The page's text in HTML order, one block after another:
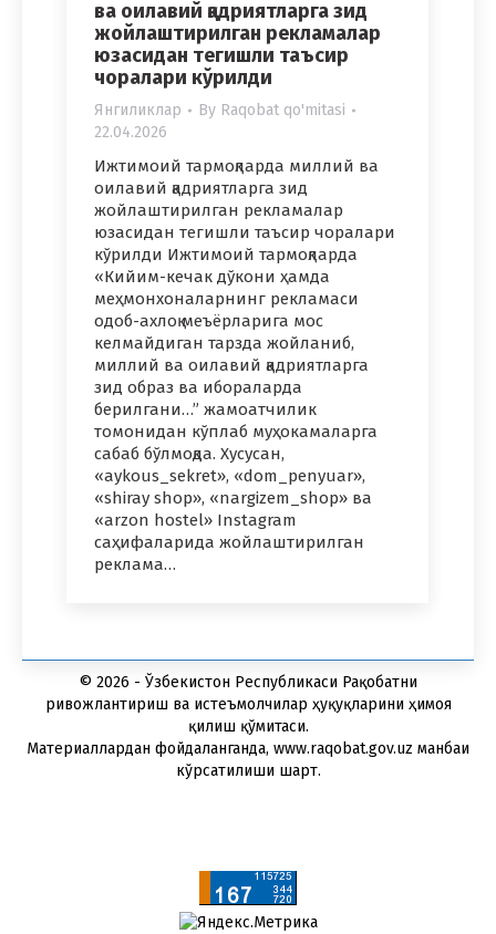
ва оилавий қадриятларга зид
жойлаштирилган рекламалар
юзасидан тегишли таъсир
чоралари кўрилди
Янгиликлар By Raqobat qo'mitasi
22.04.2026
Ижтимоий тармоқларда миллий ва
оилавий қадриятларга зид
жойлаштирилган рекламалар
юзасидан тегишли таъсир чоралари
кўрилди Ижтимоий тармоқларда
«Кийим-кечак дўкони ҳамда
меҳмонхоналарнинг рекламаси
одоб-ахлоқ меъёрларига мос
келмайдиган тарзда жойланиб,
миллий ва оилавий қадриятларга
зид образ ва ибораларда
берилгани…” жамоатчилик
томонидан кўплаб муҳокамаларга
сабаб бўлмоқда. Хусусан,
«aykous_sekret», «dom_penyuar»,
«shiray shop», «nargizem_shop» ва
«arzon hostel» Instagram
саҳифаларида жойлаштирилган
реклама…
© 2026 - Ўзбекистон Республикаси Рақобатни
ривожлантириш ва истеъмолчилар ҳуқуқларини ҳимоя
қилиш қўмитаси.
Материаллардан фойдаланганда, www.raqobat.gov.uz манбаи
кўрсатилиши шарт.